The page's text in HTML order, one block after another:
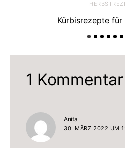
-
Kürbisrezepte für
1 Kommentar
Anita
30. MÄRZ 2022 UM